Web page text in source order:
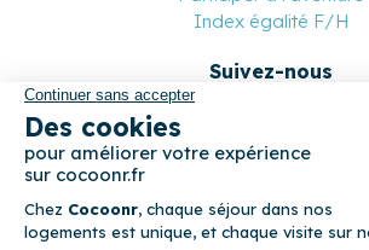
Index égalité F/H
Suivez-nous